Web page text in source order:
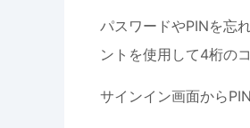
パスワードやPINを忘
ントを使用して4桁の
サインイン画面から